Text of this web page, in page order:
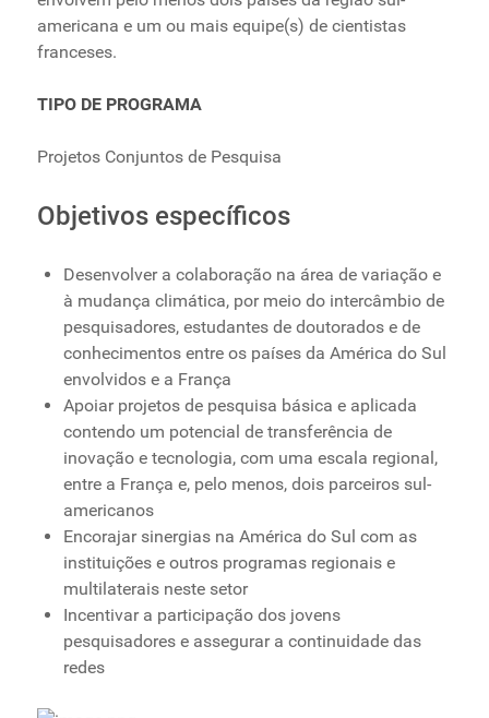
americana e um ou mais equipe(s) de cientistas
franceses.
TIPO DE PROGRAMA
Projetos Conjuntos de Pesquisa
Objetivos específicos
Desenvolver a colaboração na área de variação e
à mudança climática, por meio do intercâmbio de
pesquisadores, estudantes de doutorados e de
conhecimentos entre os países da América do Sul
envolvidos e a França
Apoiar projetos de pesquisa básica e aplicada
contendo um potencial de transferência de
inovação e tecnologia, com uma escala regional,
entre a França e, pelo menos, dois parceiros sul-
americanos
Encorajar sinergias na América do Sul com as
instituições e outros programas regionais e
multilaterais neste setor
Incentivar a participação dos jovens
pesquisadores e assegurar a continuidade das
redes